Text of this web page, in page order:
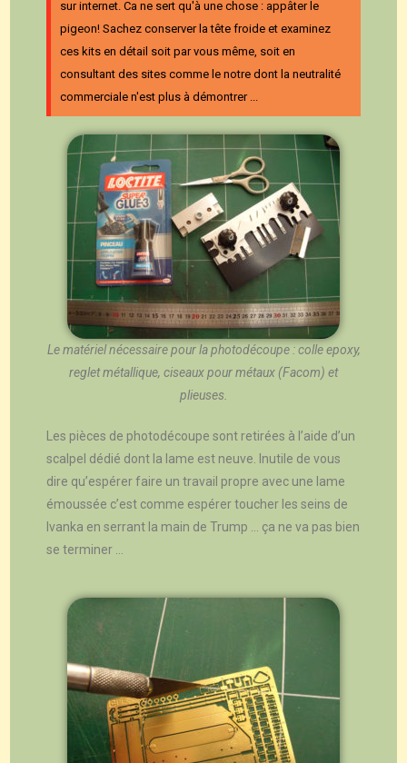
sur internet. Ca ne sert qu'à une chose : appâter le
pigeon! Sachez conserver la tête froide et examinez
ces kits en détail soit par vous même, soit en
consultant des sites comme le notre dont la neutralité
commerciale n'est plus à démontrer ...
Le matériel nécessaire pour la photodécoupe : colle epoxy,
reglet métallique, ciseaux pour métaux (Facom) et
plieuses.
Les pièces de photodécoupe sont retirées à l’aide d’un
scalpel dédié dont la lame est neuve. Inutile de vous
dire qu’espérer faire un travail propre avec une lame
émoussée c’est comme espérer toucher les seins de
Ivanka en serrant la main de Trump … ça ne va pas bien
se terminer …